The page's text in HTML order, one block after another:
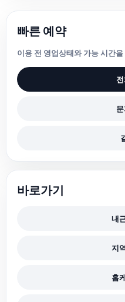
빠른 예약
이용 전 영업상태와 가능 시간
바로가기
내
지
홈